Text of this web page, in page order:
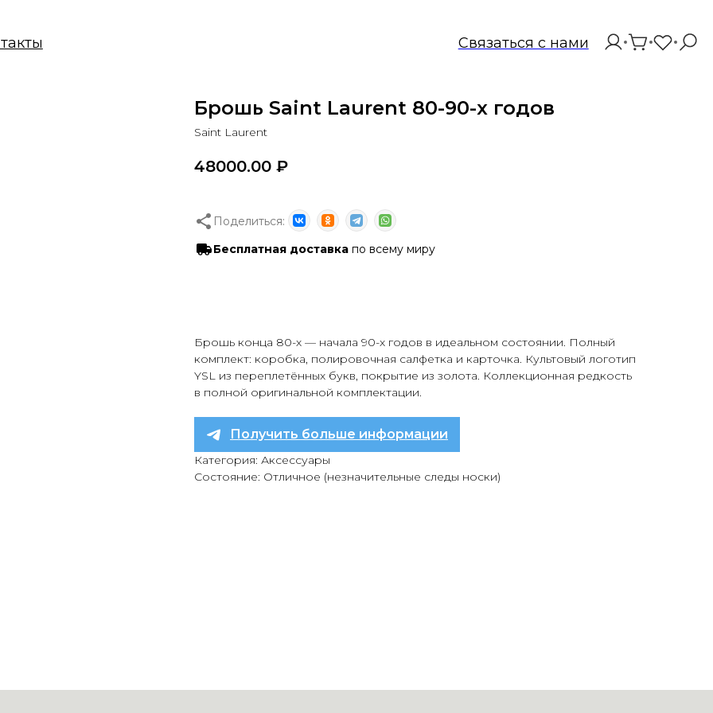
Связаться с нами
Брошь Saint Laurent 80-90-х годов
Saint Laurent
48000.00 ₽
Поделиться:
Бесплатная доставка по всему миру
Брошь конца 80-х — начала 90-х годов в идеальном состоянии. Полный
комплект: коробка, полировочная салфетка и карточка. Культовый логотип
YSL из переплетённых букв, покрытие из золота. Коллекционная редкость
в полной оригинальной комплектации.
Получить больше информации
Категория: Аксессуары
Состояние: Отличное (незначительные следы носки)